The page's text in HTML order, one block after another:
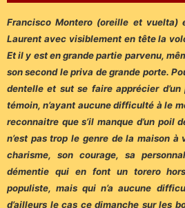
Francisco Montero (oreille et vuelta)
Laurent avec visiblement en tête la
Et il y est en grande partie parvenu,
son second le priva de grande porte.
dentelle et sut se faire apprécier
témoin, n’ayant aucune difficulté à le
reconnaitre que s’il manque d’un poil
n’est pas trop le genre de la maison
charisme, son courage, sa
démentie qui en font un torero
populiste, mais qui n’a aucune
d’ailleurs le cas ce dimanche sur les